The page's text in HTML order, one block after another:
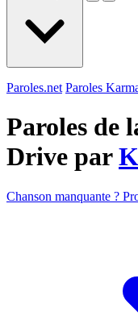
Paroles.net Paroles
Paroles de
Drive par
Chanson manquante ?